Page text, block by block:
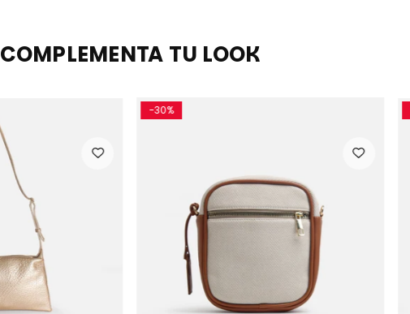
COMPLEMENTA TU LOOK
-30%